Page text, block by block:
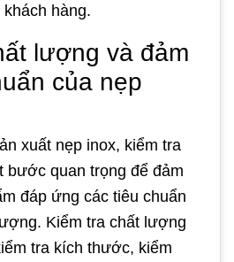
hàng.
lượng và đảm
của nẹp
xuất nẹp inox, kiểm tra
bước quan trọng để đảm
đáp ứng các tiêu chuẩn
Kiểm tra chất lượng
tra kích thước, kiểm